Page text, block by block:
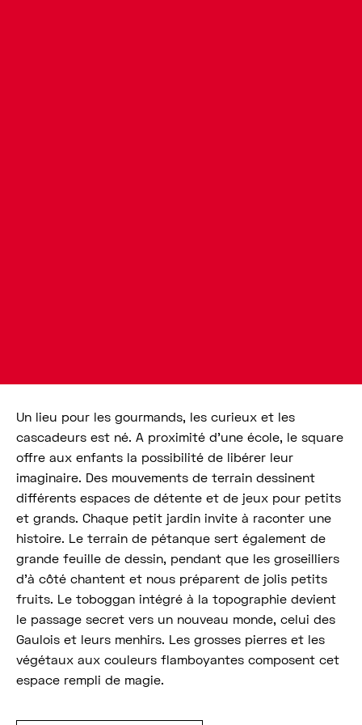
Un lieu pour les gourmands, les curieux et les
cascadeurs est né. A proximité d’une école, le square
offre aux enfants la possibilité de libérer leur
imaginaire. Des mouvements de terrain dessinent
différents espaces de détente et de jeux pour petits
et grands. Chaque petit jardin invite à raconter une
histoire. Le terrain de pétanque sert également de
grande feuille de dessin, pendant que les groseilliers
d’à côté chantent et nous préparent de jolis petits
fruits. Le toboggan intégré à la topographie devient
le passage secret vers un nouveau monde, celui des
Gaulois et leurs menhirs. Les grosses pierres et les
végétaux aux couleurs flamboyantes composent cet
espace rempli de magie.